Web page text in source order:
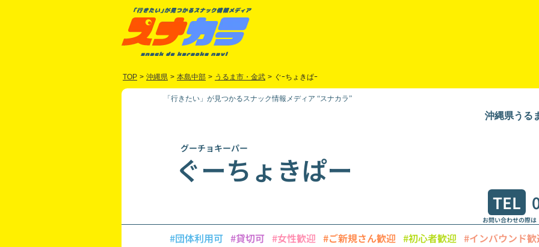
TOP > 沖縄県 > 本島中部 > うるま市・金武 > ぐｰちょきぱｰ
「行きたい」が見つかるスナック情報メディア “スナカラ”
沖縄県うる
グーチョキーパー
ぐーちょきぱー
TEL
お問い合わせの際
#団体利用可 #貸切可 #女性歓迎 #ご新規さん歓迎 #初心者歓迎 #インバウンド